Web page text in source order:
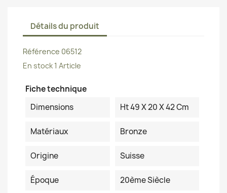
Détails du produit
Référence 06512
En stock 1 Article
Fiche technique
Dimensions
Ht 49 X 20 X 42 Cm
Matériaux Bronze
Origine Suisse
Époque 20ème Siècle